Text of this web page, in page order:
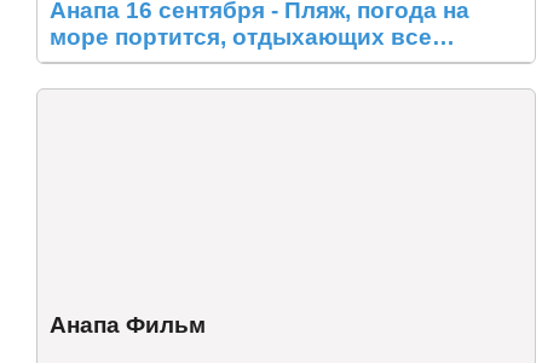
Анапа 16 сентября - Пляж, погода на
море портится, отдыхающих все
меньше
Анапа Фильм